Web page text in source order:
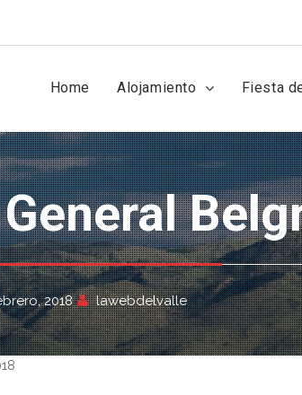
Home Alojamiento Fiesta
General
2018 lawebdelvalle